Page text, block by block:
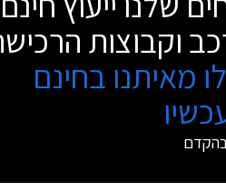
וקבוצות
מאיתנו בחינם
בהקדם